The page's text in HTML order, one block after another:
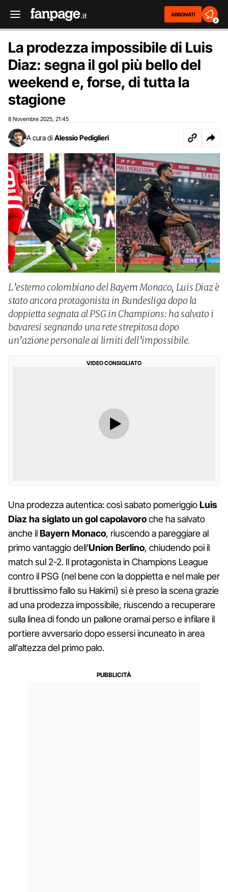
ABBONATI
2
La prodezza impossibile di Luis
Diaz: segna il gol più bello del
weekend e, forse, di tutta la
stagione
8 Novembre 2025 21:45
A cura di Alessio Pediglieri
L’esterno colombiano del Bayern Monaco, Luis Diaz è
stato ancora protagonista in Bundesliga dopo la
doppietta segnata al PSG in Champions: ha salvato i
bavaresi segnando una rete strepitosa dopo
un’azione personale ai limiti dell’impossibile.
VIDEO CONSIGLIATO
Una prodezza autentica: così sabato pomeriggioLuis
Diaz ha siglato un gol capolavoroche ha salvato
anche ilBayern Monaco, riuscendo a pareggiare al
primo vantaggio dell'Union Berlino, chiudendo poi il
match sul 2-2. Il protagonista in Champions League
contro il PSG (nel bene con la doppietta e nel male per
il bruttissimo fallo su Hakimi) si è preso la scena grazie
ad una prodezza impossibile, riuscendo a recuperare
sulla linea di fondo un pallone oramai perso e infilare il
portiere avversario dopo essersi incuneato in area
all'altezza del primo palo.